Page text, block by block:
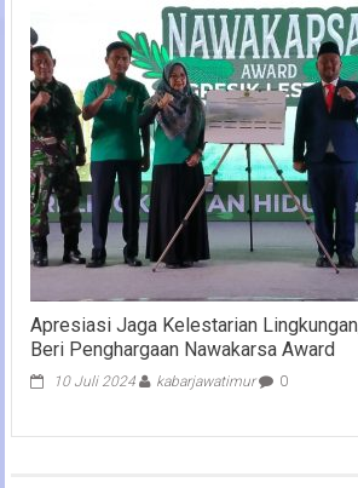
Apresiasi Jaga Kelestarian
Beri Penghargaan Nawakarsa Award
10 Juli 2024 kabarjawatimur 0